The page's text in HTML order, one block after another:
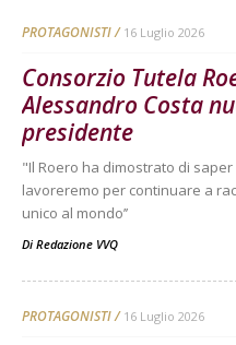
PROTAGONISTI 16 Luglio 2026
Consorzio Tutela
Alessandro Costa
presidente
"Il Roero ha dimostrato di
lavoreremo per continuare a
unico al mondo’’
Di Redazione VVQ
PROTAGONISTI 16 Luglio 2026